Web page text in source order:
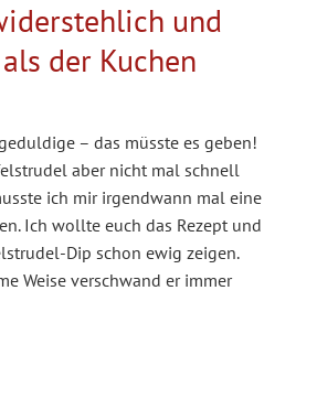
und
der Kuchen
– das müsste es geben!
aber nicht mal schnell
ich mir irgendwann mal eine
Ich wollte euch das Rezept und
Dip schon ewig zeigen.
Weise verschwand er immer